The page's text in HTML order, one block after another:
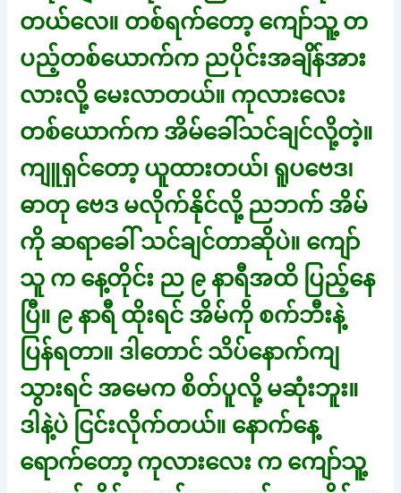
တယ်လေ။ တစ်ရက်တော့ ကျော်သူ့ တ
ပည့်တစ်ယောက်က ညပိုင်းအချိန်အား
လားလို့ မေးလာတယ်။ ကုလားလေး
တစ်ယောက်က အိမ်ခေါ်သင်ချင်လို့တဲ့။
ကျူရှင်တော့ ယူထားတယ်၊ ရူပဗေဒ၊
ဓာတု ဗေဒ မလိုက်နိုင်လို့ ညဘက် အိမ်
ကို ဆရာခေါ် သင်ချင်တာဆိုပဲ။ ကျော်
သူ က နေ့တိုင်း ည ၉ နာရီအထိ ပြည့်နေ
ပြီ။ ၉ နာရီ ထိုးရင် အိမ်ကို စက်ဘီးနဲ့
ပြန်ရတာ။ ဒါတောင် သိပ်နောက်ကျ
သွားရင် အမေက စိတ်ပူလို့ မဆုံးဘူး။
ဒါနဲ့ပဲ ငြင်းလိုက်တယ်။ နောက်နေ့
ရောက်တော့ ကုလားလေး က ကျော်သူ့